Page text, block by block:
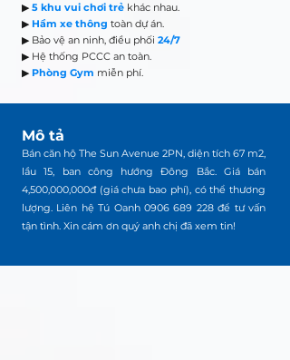
▶ 5 khu vui chơi trẻ khác nhau.
▶ Hầm xe thông toàn dự án.
▶ Bảo vệ an ninh, điều phối 24/7
▶ Hệ thống PCCC an toàn.
▶ Phòng Gym miễn phí.
Mô tả
Bán căn hộ The Sun Avenue 2PN, diện tích 67 m2,
lầu 15, ban công hướng Đông Bắc. Giá bán
4,500,000,000đ (giá chưa bao phí), có thể thương
lượng. Liên hệ Tú Oanh 0906 689 228để tư vấn
tận tình. Xin cám ơn quý anh chị đã xem tin!